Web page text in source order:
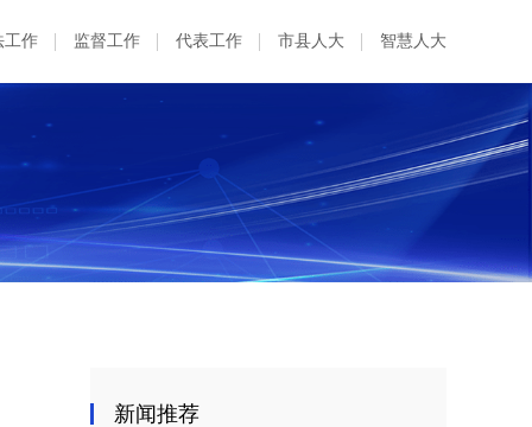
工作 监督工作 代表工作 市县人大 智慧人大
新闻推荐